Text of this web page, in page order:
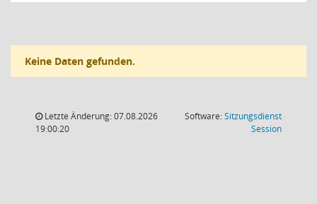
Keine Daten gefunden.
Letzte Änderung: 07.08.2026
19:00:20
Software:Sitzungsdienst
Session(Wird in